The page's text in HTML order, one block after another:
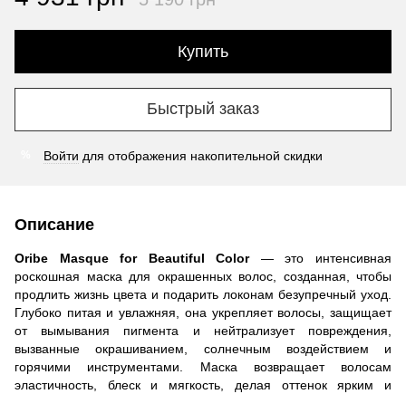
Купить
Быстрый заказ
Войти для отображения накопительной скидки
Описание
Oribe Masque for Beautiful Color— это интенсивная
роскошная маска для окрашенных волос, созданная, чтобы
продлить жизнь цвета и подарить локонам безупречный уход.
Глубоко питая и увлажняя, она укрепляет волосы, защищает
от вымывания пигмента и нейтрализует повреждения,
вызванные окрашиванием, солнечным воздействием и
горячими инструментами. Маска возвращает волосам
эластичность, блеск и мягкость, делая оттенок ярким и